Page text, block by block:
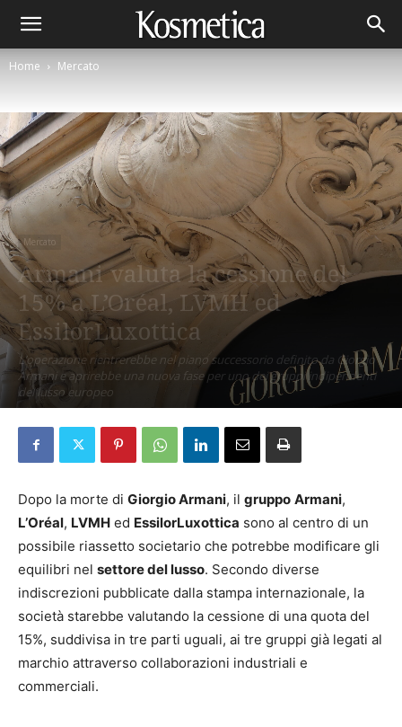
Home Mercato
Mercato
Armani valuta la cessione del
15% a L’Oréal, LVMH ed
EssilorLuxottica
L’operazione rientrerebbe nel piano successorio definito da Giorgio
Armani e aprirebbe una nuova fase per uno dei gruppi indipendenti
del lusso europeo
Dopo la morte di Giorgio Armani, il gruppo Armani,
L’Oréal, LVMH ed EssilorLuxottica sono al centro di un
possibile riassetto societario che potrebbe modificare gli
equilibri nel settore del lusso. Secondo diverse
indiscrezioni pubblicate dalla stampa internazionale, la
società starebbe valutando la cessione di una quota del
15%, suddivisa in tre parti uguali, ai tre gruppi già legati al
marchio attraverso collaborazioni industriali e
commerciali.